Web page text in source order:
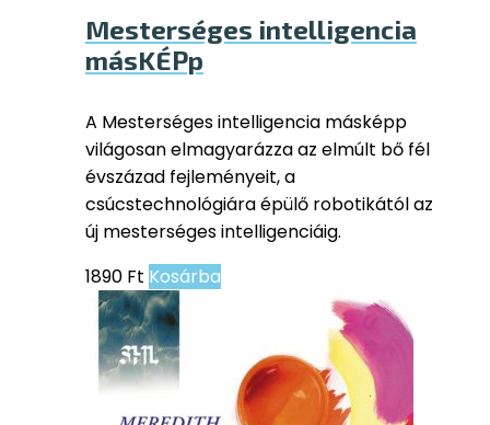
Mesterséges intelligencia
másKÉPp
A Mesterséges intelligencia másképp
világosan elmagyarázza az elmúlt bő fél
évszázad fejleményeit, a
csúcstechnológiára épülő robotikától az
új mesterséges intelligenciáig.
1890 Ft Kosárba